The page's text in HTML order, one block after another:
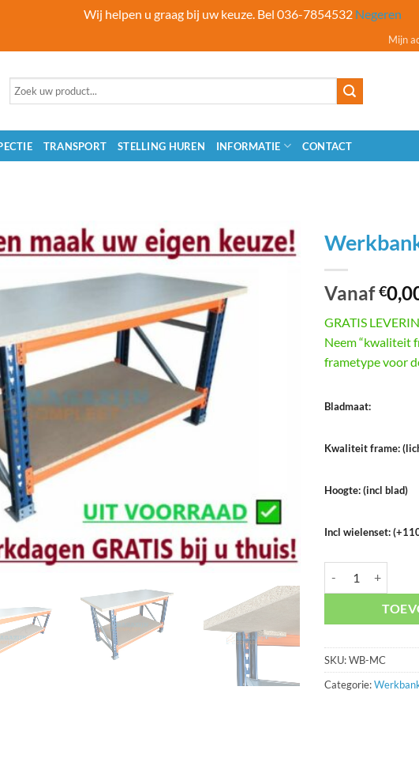
Wij helpen u graag bij uw keuze. Bel 036-7854532 Negeren
Mijn
Zoeken
TRANSPORT STELLING HUREN INFORMATIE CONTACT
Vanaf€
GRATIS
Neem “kwaliteit
frametype voor
Bladmaat:
Kwaliteit frame:
Hoogte: (incl blad)
Incl wielenset:
SKU:WB-MC
Categorie: